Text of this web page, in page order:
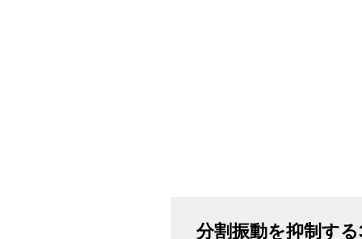
分割振動を抑制す